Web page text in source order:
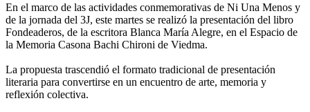
En el marco de las actividades conmemorativas de Ni Una Menos y
de la jornada del 3J, este martes se realizó la presentación del libro
Fondeaderos, de la escritora Blanca María Alegre, en el Espacio de
la Memoria Casona Bachi Chironi de Viedma.
La propuesta trascendió el formato tradicional de presentación
literaria para convertirse en un encuentro de arte, memoria y
reflexión colectiva.